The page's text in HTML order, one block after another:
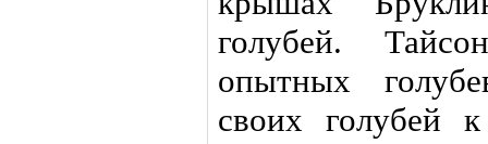
голубей.
опытных
своих голубей